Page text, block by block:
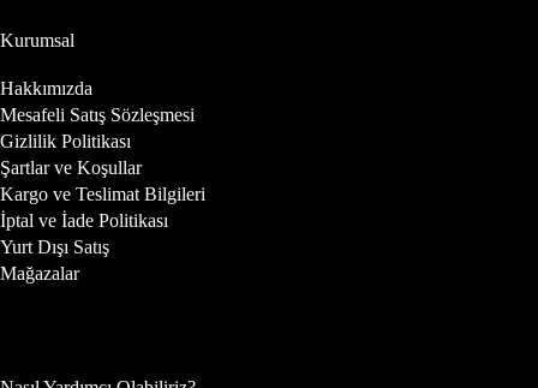
Kurumsal
Hakkımızda
Mesafeli Satış Sözleşmesi
Gizlilik Politikası
Şartlar ve Koşullar
Kargo ve Teslimat Bilgileri
İptal ve İade Politikası
Yurt Dışı Satış
Mağazalar